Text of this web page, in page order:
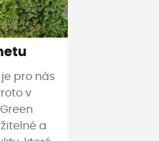
pro nás
v
a